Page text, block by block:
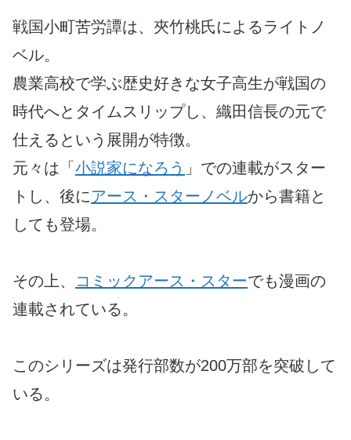
戦国小町苦労譚は、夾竹桃氏によるライトノ
ベル。
農業高校で学ぶ歴史好きな女子高生が戦国の
時代へとタイムスリップし、織田信長の元で
仕えるという展開が特徴。
元々は「 小説家になろう 」での連載がスター
トし、後にアース・スターノベルから書籍と
しても登場。
その上、 コミックアース・スターでも漫画の
連載されている。
このシリーズは発行部数が200万部を突破して
いる。